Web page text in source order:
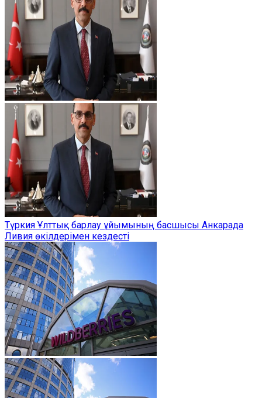
Түркия Ұлттық барлау ұйымының басшысы Анкарада
Ливия өкілдерімен кездесті